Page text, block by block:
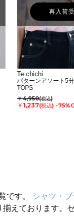
再入荷
Te chichi
パターンアソート5
TOPS
￥4,950(税込)
￥1,237(税込) -
です。 シャツ・ブ
揃えております。